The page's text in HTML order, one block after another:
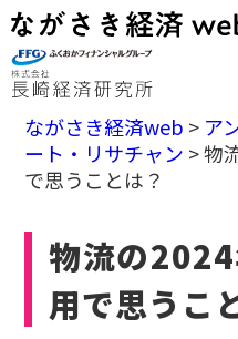
ながさき経済web > ア
ート・リサチャン >物
で思うことは？
物流の
用で思うこ